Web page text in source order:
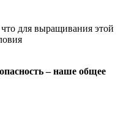
для выращивания этой
– наше общее